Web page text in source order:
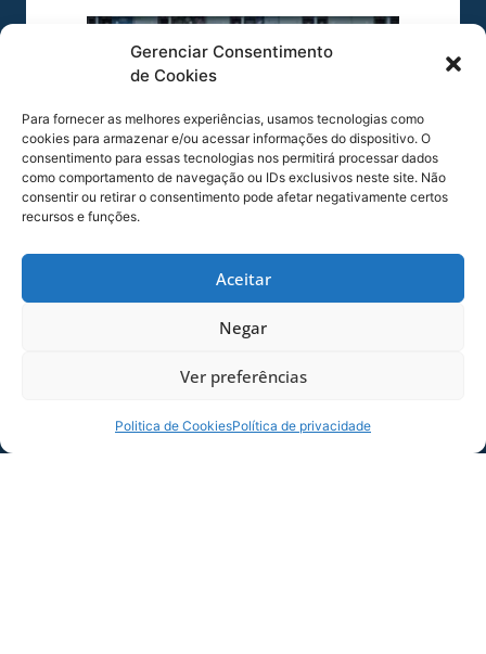
Gerenciar Consentimento
de Cookies
Para fornecer as melhores experiências, usamos tecnologias como
cookies para armazenar e/ou acessar informações do dispositivo. O
consentimento para essas tecnologias nos permitirá processar dados
como comportamento de navegação ou IDs exclusivos neste site. Não
consentir ou retirar o consentimento pode afetar negativamente certos
recursos e funções.
Aceitar
Negar
Ver preferências
Politica de CookiesPolítica de privacidade